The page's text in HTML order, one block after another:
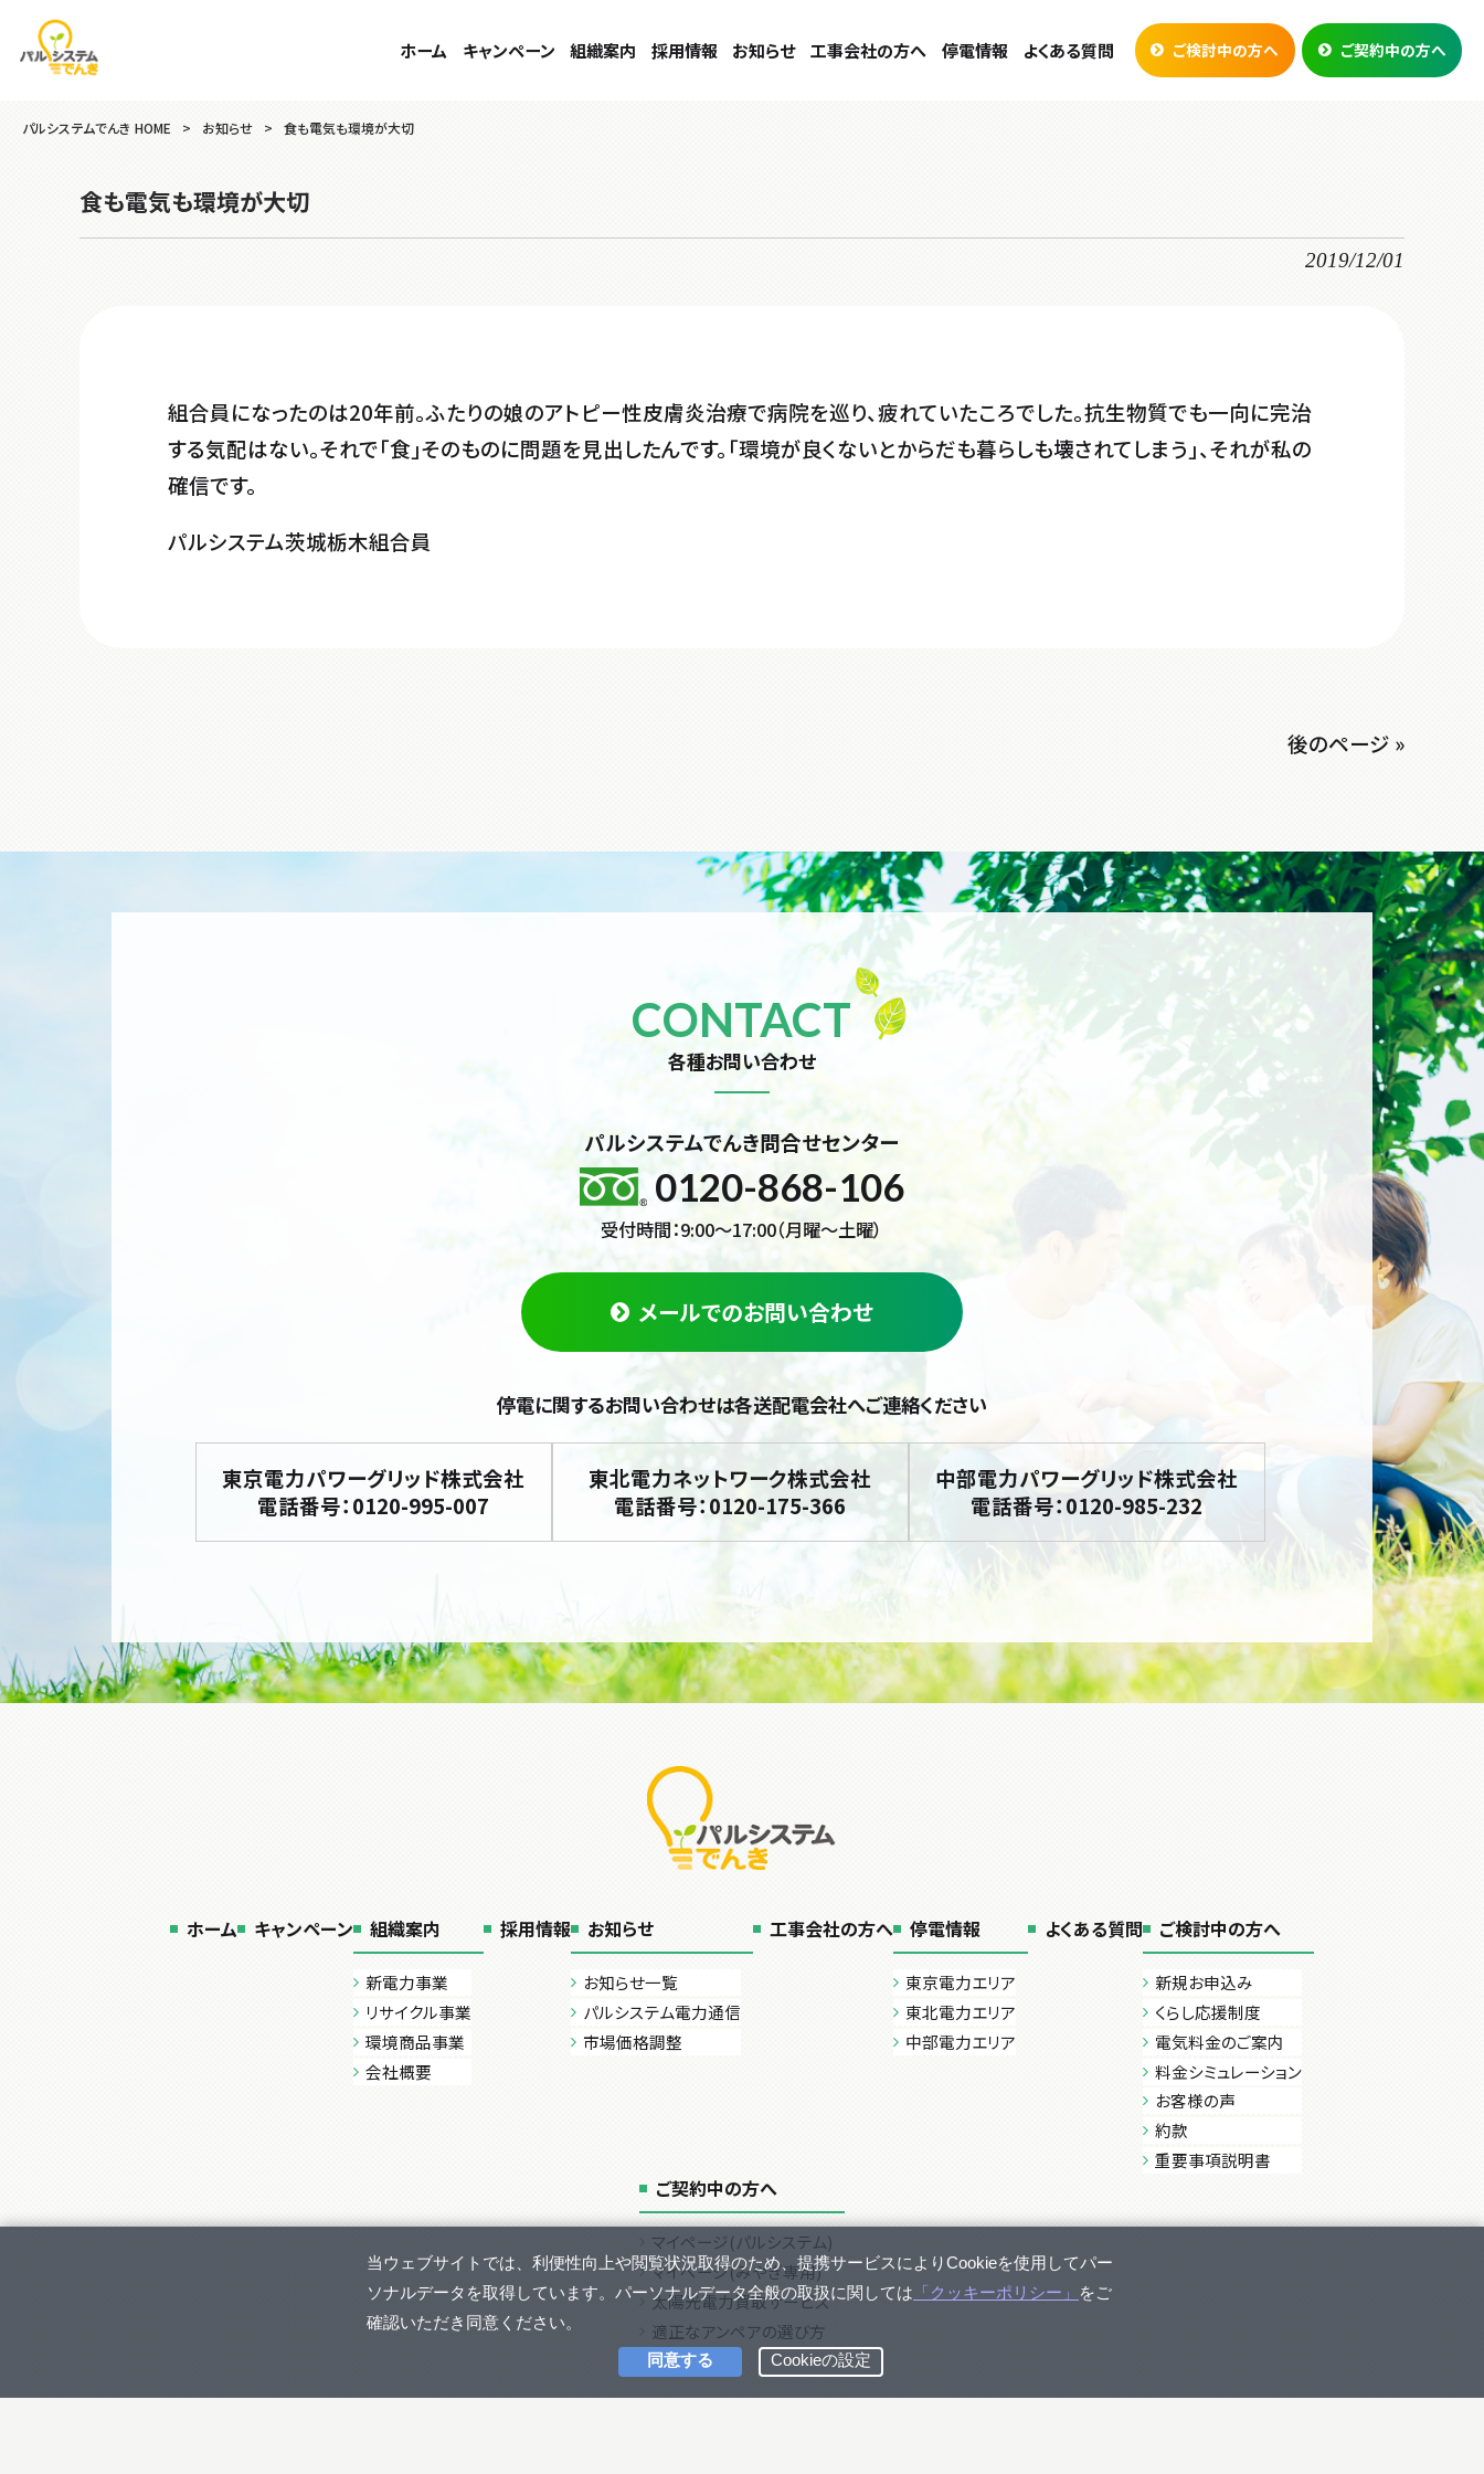
ホーム キャンペーン 組織案内 採用情報 お知らせ 工事会社の方へ 停電情報 よくある質問 ご検討中の方へ ご契約中の方へ
パルシステムでんき HOME > お知らせ > 食も電気も環境が大切
食も電気も環境が大切
2019/12/01
組合員になったのは20年前。ふたりの娘のアトピー性皮膚炎治療で病院を巡り、疲れていたころでした。抗生物質でも一向に完治
する気配はない。それで「食」そのものに問題を見出したんです。「環境が良くないとからだも暮らしも壊されてしまう」、それが私の
確信です。
パルシステム茨城栃木組合員
後のページ »
CONTACT
各種お問い合わせ
パルシステムでんき問合せセンター
0120-868-106
受付時間：9:00～17:00（月曜～土曜）
メールでのお問い合わせ
停電に関するお問い合わせは各送配電会社へご連絡ください
東京電力パワーグリッド株式会社
電話番号：0120-995-007
東北電力ネットワーク株式会社
電話番号：0120-175-366
中部電力パワーグリッド株式会社
電話番号：0120-985-232
ホーム キャンペーン 組織案内
新電力事業
リサイクル事業
環境商品事業
会社概要
採用情報 お知らせ
お知らせ一覧
パルシステム電力通信
市場価格調整
工事会社の方へ 停電情報
東京電力エリア
東北電力エリア
中部電力エリア
よくある質問 ご検討中の方へ
新規お申込み
くらし応援制度
電気料金のご案内
料金シミュレーション
お客様の声
約款
重要事項説明書
ご契約中の方へ
マイページ(パルシステム)
マイページ(みやぎ専用)
太陽光電力買取サービス
適正なアンペアの選び方